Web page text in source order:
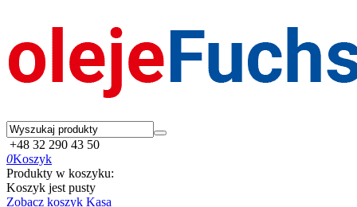
+48 32 290 43 50
0Koszyk
Produkty w koszyku:
Koszyk jest pusty
Zobacz koszyk Kasa